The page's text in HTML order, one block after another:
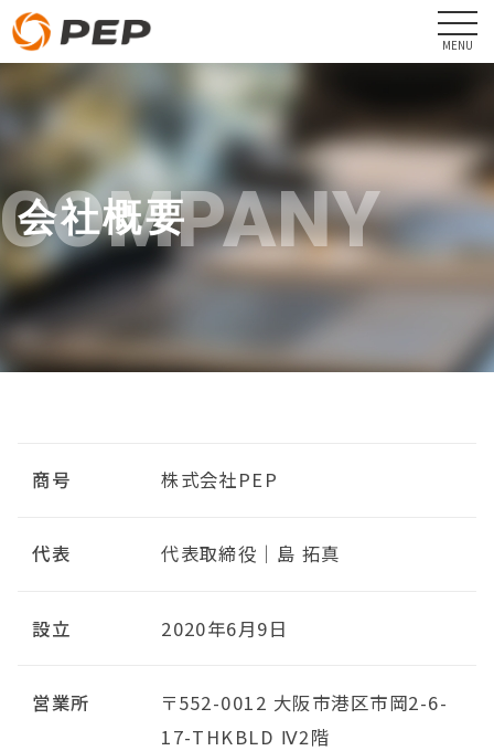
COMPANY
会社概要
商号 株式会社PEP
代表 代表取締役｜島 拓真
設立 2020年6月9日
営業所
〒552-0012 大阪市港区市岡2-6-
17-THKBLD Ⅳ2階